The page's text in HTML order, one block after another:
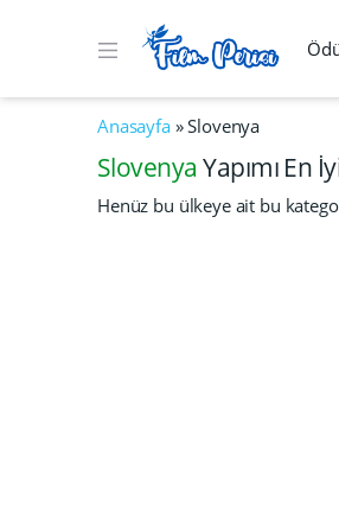
Anasayfa»Slovenya
Slovenya Yapımı En
Henüz bu ülkeye ait bu